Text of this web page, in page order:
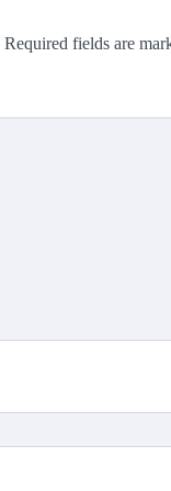
Required fields are